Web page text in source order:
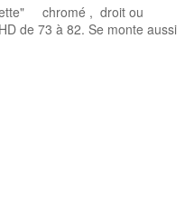
chromé , droit ou
de 73 à 82. Se monte aussi